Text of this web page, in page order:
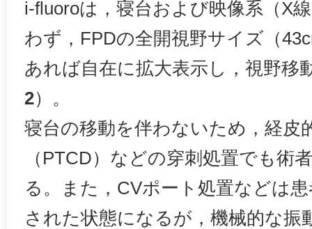
i-fluoroは，寝台および映像系（X
わず，FPDの全開視野サイズ（
あれば自在に拡大表示し，視野移
2）。
寝台の移動を伴わないため，経皮
（PTCD）などの穿刺処置でも術
る。また，CVポート処置などは
された状態になるが，機械的な振